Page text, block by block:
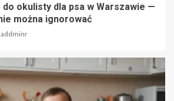
do okulisty dla psa w Warszawie —
można ignorować
addminr